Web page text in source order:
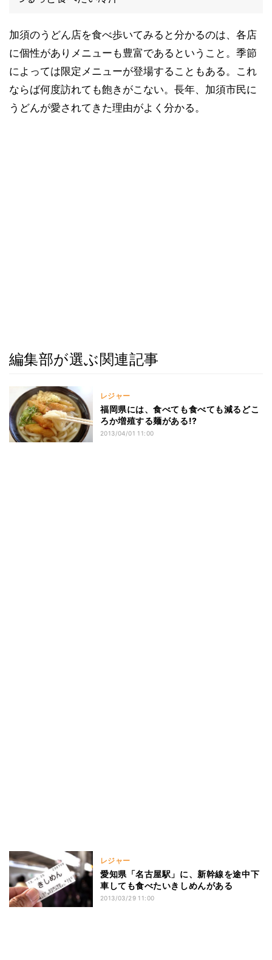
加須のうどん店を食べ歩いてみると分かるのは、各店
に個性がありメニューも豊富であるということ。季節
によっては限定メニューが登場することもある。これ
ならば何度訪れても飽きがこない。長年、加須市民に
うどんが愛されてきた理由がよく分かる。
編集部が選ぶ関連記事
レジャー
福岡県には、食べても食べても減るどこ
ろか増殖する麺がある!?
2013/04/01 11:00
レジャー
愛知県「名古屋駅」に、新幹線を途中下
車しても食べたいきしめんがある
2013/03/29 11:00